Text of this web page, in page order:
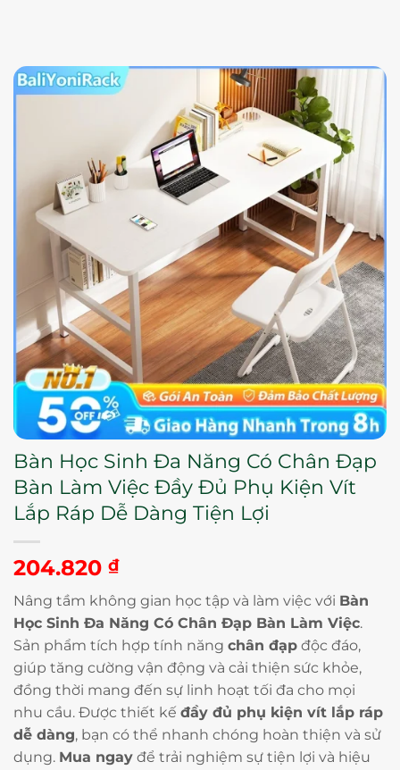
Bàn Học Sinh Đa Năng Có Chân Đạp
Bàn Làm Việc Đầy Đủ Phụ Kiện Vít
Lắp Ráp Dễ Dàng Tiện Lợi
204.820 ₫
Nâng tầm không gian học tập và làm việc với Bàn
Học Sinh Đa Năng Có Chân Đạp Bàn Làm Việc.
Sản phẩm tích hợp tính năng chân đạp độc đáo,
giúp tăng cường vận động và cải thiện sức khỏe,
đồng thời mang đến sự linh hoạt tối đa cho mọi
nhu cầu. Được thiết kế đầy đủ phụ kiện vít lắp ráp
dễ dàng, bạn có thể nhanh chóng hoàn thiện và sử
dụng. Mua ngay để trải nghiệm sự tiện lợi và hiệu